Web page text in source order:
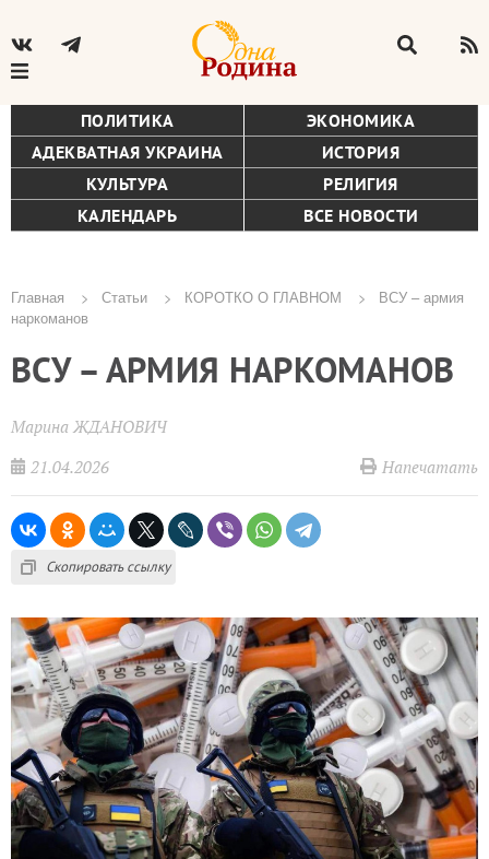
ПОЛИТИКА
ЭКОНОМИКА
АДЕКВАТНАЯ УКРАИНА
ИСТОРИЯ
КУЛЬТУРА
РЕЛИГИЯ
КАЛЕНДАРЬ
ВСЕ НОВОСТИ
Строка
навигации
Главная Статьи КОРОТКО О ГЛАВНОМ
ВСУ – армия
наркоманов
ВСУ – АРМИЯ НАРКОМАНОВ
Марина ЖДАНОВИЧ
21.04.2026
Напечатать
Скопировать ссылку